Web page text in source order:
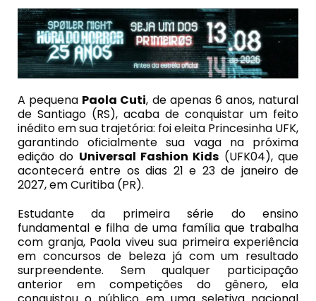
A pequena Paola Cuti, de apenas 6 anos, natural
de Santiago (RS), acaba de conquistar um feito
inédito em sua trajetória: foi eleita Princesinha UFK,
garantindo oficialmente sua vaga na próxima
edição do Universal Fashion Kids (UFK04), que
acontecerá entre os dias 21 e 23 de janeiro de
2027, em Curitiba (PR).
Estudante da primeira série do ensino
fundamental e filha de uma família que trabalha
com granja, Paola viveu sua primeira experiência
em concursos de beleza já com um resultado
surpreendente. Sem qualquer participação
anterior em competições do gênero, ela